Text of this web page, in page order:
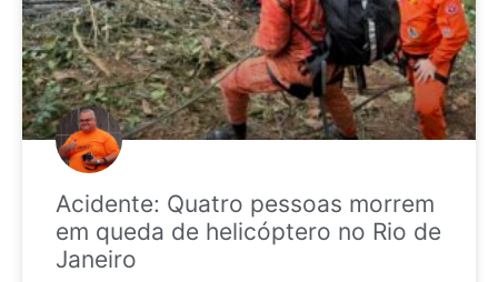
Acidente: Quatro pessoas morrem
em queda de helicóptero no Rio de
Janeiro